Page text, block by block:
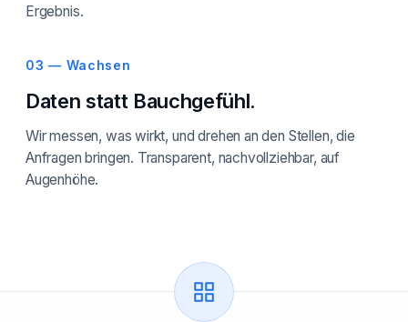
Ergebnis.
03 — Wachsen
Daten statt Bauchgefühl.
Wir messen, was wirkt, und drehen an den Stellen, die
Anfragen bringen. Transparent, nachvollziehbar, auf
Augenhöhe.